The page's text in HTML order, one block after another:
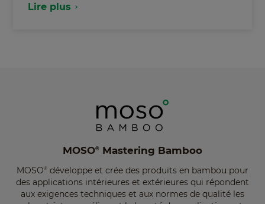
Lire plus
MOSO® Mastering Bamboo
MOSO® développe et crée des produits en bambou pour
des applications intérieures et extérieures qui répondent
aux exigences techniques et aux normes de qualité les